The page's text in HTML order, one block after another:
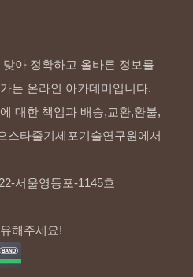
아 정확하고 올바른 정보를
는 온라인 아카데미입니다.
대한 책임과 배송,교환,환불,
스타줄기세포기술연구원에서
서울영등포-1145호
해주세요!